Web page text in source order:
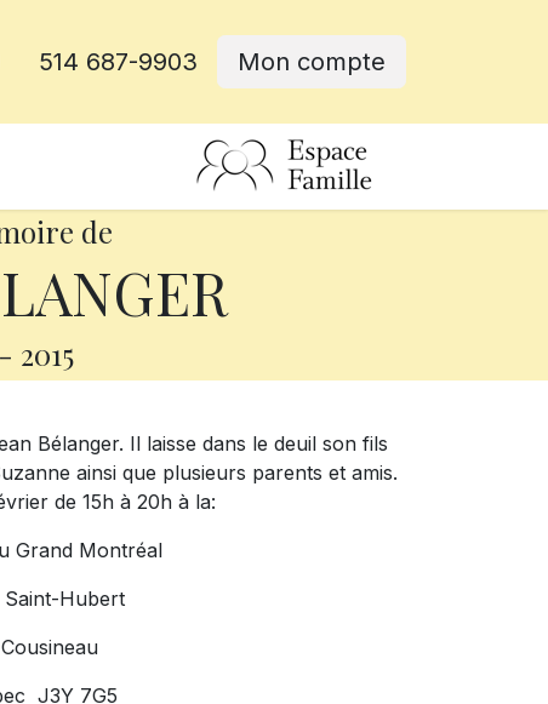
514 687-9903 Mon compte
de
- 2015
Bélanger. Il laisse dans le deuil son fils
ainsi que plusieurs parents et amis.
de 15h à 20h à la:
Grand Montréal
Saint-Hubert
J3Y 7G5